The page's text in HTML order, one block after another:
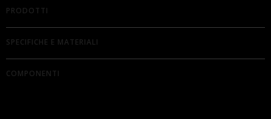
PRODOTTI
SPECIFICHE E MATERIALI
COMPONENTI